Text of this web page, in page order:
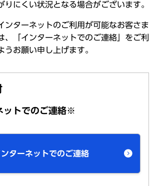
りにくい状況となる場合がございます。
ンターネットのご利用が可能なお客さま
、「インターネットでのご連絡」をご利
うお願い申し上げます。
ットでのご連絡※
ンターネットでのご連絡